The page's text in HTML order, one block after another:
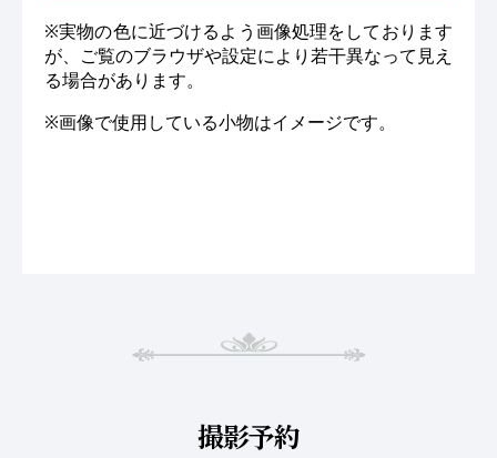
※実物の色に近づけるよう画像処理をしております
が、ご覧のブラウザや設定により若干異なって見え
る場合があります。
※画像で使用している小物はイメージです。
撮影予約